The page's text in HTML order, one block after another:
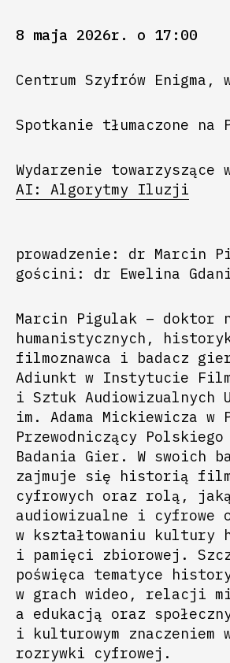
8 maja 2026r. o 17:00
Centrum Szyfrów Enigma,
Spotkanie tłumaczone na
Wydarzenie towarzyszące
AI: Algorytmy Iluzji
prowadzenie: dr Marcin
gościni: dr Ewelina
Marcin Pigulak – doktor
humanistycznych,
filmoznawca i badacz
Adiunkt w Instytucie
i Sztuk Audiowizualnych
im. Adama Mickiewicza w
Przewodniczący Polskiego
Badania Gier. W swoich
zajmuje się historią
cyfrowych oraz rolą,
audiowizualne i cyfrowe
w kształtowaniu kultury
i pamięci zbiorowej.
poświęca tematyce
w grach wideo, relacji
a edukacją oraz
i kulturowym znaczeniem
rozrywki cyfrowej.